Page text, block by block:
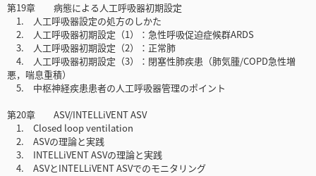
第19章 病態による人工呼吸器初期設定
1. 人工呼吸器設定の処方のしかた
2. 人工呼吸器初期設定（1）：急性呼吸促迫症候群ARDS
3. 人工呼吸器初期設定（2）：正常肺
4. 人工呼吸器初期設定（3）：閉塞性肺疾患（肺気腫/COPD急性増
悪，喘息重積）
5. 中枢神経疾患患者の人工呼吸器管理のポイント
第20章 ASV/INTELLiVENT ASV
1. Closed loop ventilation
2. ASVの理論と実践
3. INTELLiVENT ASVの理論と実践
4. ASVとINTELLiVENT ASVでのモニタリング